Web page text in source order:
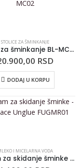
STOLICE ZA ŠMINKANJE
Stolica za šminkanje BL-MC02
RSD
DODAJ U KORPU
I MICELARNA VODA
Balzam za skidanje šminke – The Face Unglue FUGMR01